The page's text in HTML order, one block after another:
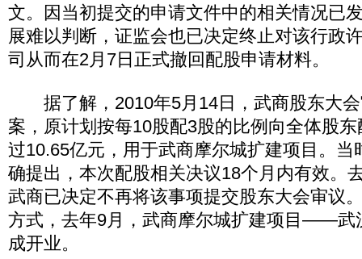
文。因当初提交的申请文件中的相关情况已
展难以判断，证监会也已决定终止对该行政
司从而在2月7日正式撤回配股申请材料。
据了解，2010年5月14日，武商股东大会
案，原计划按每10股配3股的比例向全体股
过10.65亿元，用于武商摩尔城扩建项目。当
确提出，本次配股相关决议18个月内有效。
武商已决定不再将该事项提交股东大会审议
方式，去年9月，武商摩尔城扩建项目――武
成开业。